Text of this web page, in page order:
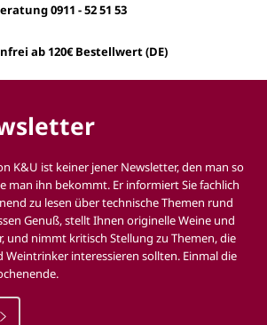
0911 - 52 51 53
ab 120€ Bestellwert (DE)
K&U ist keiner jener Newsletter, den man so
man ihn bekommt. Er informiert Sie fachlich
zu lesen über technische Themen rund
Genuß, stellt Ihnen originelle Weine und
und nimmt kritisch Stellung zu Themen, die
interessieren sollten. Einmal die